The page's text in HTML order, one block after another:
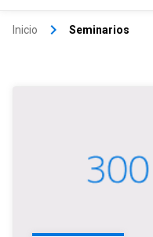
Inicio keyboard_arrow_right Seminarios